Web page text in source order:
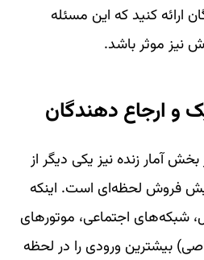
ارائه کنید که این مسئله
نیز موثر باشد.
و ارجاع دهندگان
آمار زنده نیز یکی دیگر از
فروش لحظه‌ای است. اینکه
شبکه‌های اجتماعی، موتورهای
بیشترین ورودی را در لحظه